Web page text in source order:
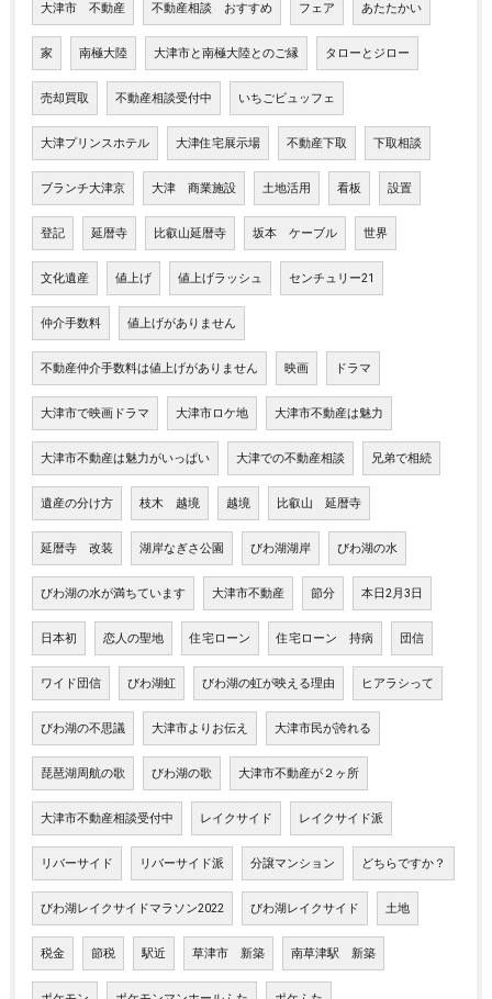
大津市 不動産 不動産相談 おすすめ フェア あたたかい
家 南極大陸 大津市と南極大陸とのご縁 タローとジロー
売却買取 不動産相談受付中 いちごビュッフェ
大津プリンスホテル 大津住宅展示場 不動産下取 下取相談
ブランチ大津京 大津 商業施設 土地活用 看板 設置
登記 延暦寺 比叡山延暦寺 坂本 ケーブル 世界
文化遺産 値上げ 値上げラッシュ センチュリー21
仲介手数料 値上げがありません
不動産仲介手数料は値上げがありません 映画 ドラマ
大津市で映画ドラマ 大津市ロケ地 大津市不動産は魅力
大津市不動産は魅力がいっぱい 大津での不動産相談 兄弟で相続
遺産の分け方 枝木 越境 越境 比叡山 延暦寺
延暦寺 改装 湖岸なぎさ公園 びわ湖湖岸 びわ湖の水
びわ湖の水が満ちています 大津市不動産 節分 本日2月3日
日本初 恋人の聖地 住宅ローン 住宅ローン 持病 団信
ワイド団信 びわ湖虹 びわ湖の虹が映える理由 ヒアラシって
びわ湖の不思議 大津市よりお伝え 大津市民が誇れる
琵琶湖周航の歌 びわ湖の歌 大津市不動産が２ヶ所
大津市不動産相談受付中 レイクサイド レイクサイド派
リバーサイド リバーサイド派 分譲マンション どちらですか？
びわ湖レイクサイドマラソン2022 びわ湖レイクサイド 土地
税金 節税 駅近 草津市 新築 南草津駅 新築